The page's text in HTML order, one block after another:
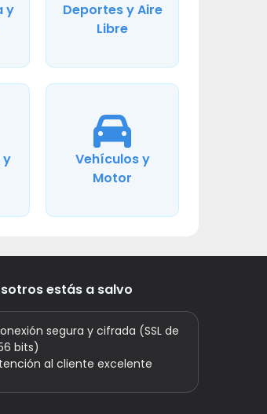
y
Deportes y Aire
Libre
y
Vehículos y
Motor
estás a salvo
segura y cifrada (SSL de
bits)
al cliente excelente